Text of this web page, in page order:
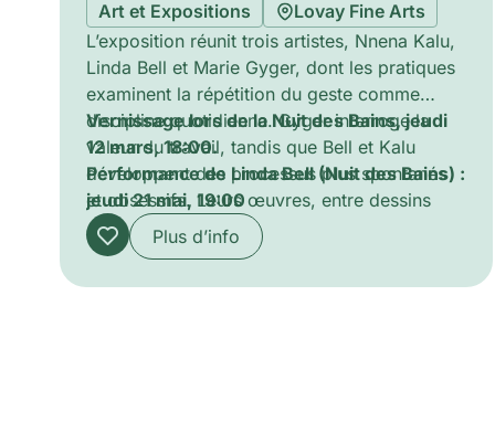
Art et Expositions
Lovay Fine Arts
L’exposition réunit trois artistes, Nnena Kalu,
Linda Bell et Marie Gyger, dont les pratiques
examinent la répétition du geste comme
discipline quotidienne. Gyger interroge la
valeur du travail, tandis que Bell et Kalu
développent des processus plus spontanés
et obsessifs. Leurs œuvres, entre dessins
répétitifs, accumulations d’objets et
installations, montrent comment
Vernissage lors de la Nuit des Bains, jeudi
12 mars, 18:00.
Performance de Linda Bell (Nuit des Bains) :
jeudi 21 mai, 19:00
Plus d’info